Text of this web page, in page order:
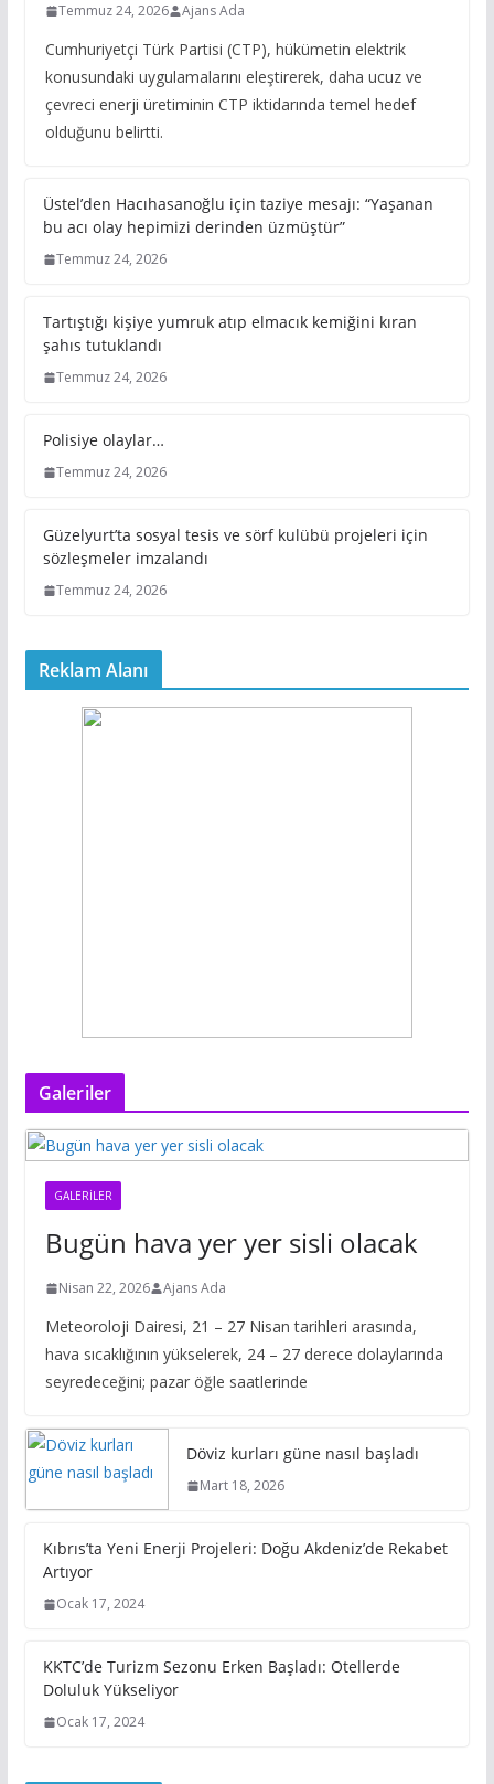
Temmuz 24, 2026 Ajans Ada
Cumhuriyetçi Türk Partisi (CTP), hükümetin elektrik
konusundaki uygulamalarını eleştirerek, daha ucuz ve
çevreci enerji üretiminin CTP iktidarında temel hedef
olduğunu belirtti.
Üstel’den Hacıhasanoğlu için taziye mesajı: “Yaşanan
bu acı olay hepimizi derinden üzmüştür”
Temmuz 24, 2026
Tartıştığı kişiye yumruk atıp elmacık kemiğini kıran
şahıs tutuklandı
Temmuz 24, 2026
Polisiye olaylar…
Temmuz 24, 2026
Güzelyurt’ta sosyal tesis ve sörf kulübü projeleri için
sözleşmeler imzalandı
Temmuz 24, 2026
Reklam Alanı
Galeriler
GALERILER
Bugün hava yer yer sisli olacak
Nisan 22, 2026 Ajans Ada
Meteoroloji Dairesi, 21 – 27 Nisan tarihleri arasında,
hava sıcaklığının yükselerek, 24 – 27 derece dolaylarında
seyredeceğini; pazar öğle saatlerinde
Döviz kurları güne nasıl başladı
Mart 18, 2026
Kıbrıs’ta Yeni Enerji Projeleri: Doğu Akdeniz’de Rekabet
Artıyor
Ocak 17, 2024
KKTC’de Turizm Sezonu Erken Başladı: Otellerde
Doluluk Yükseliyor
Ocak 17, 2024